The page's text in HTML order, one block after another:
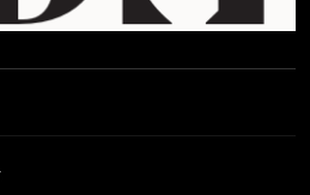
প্রধানমন্ত্রী